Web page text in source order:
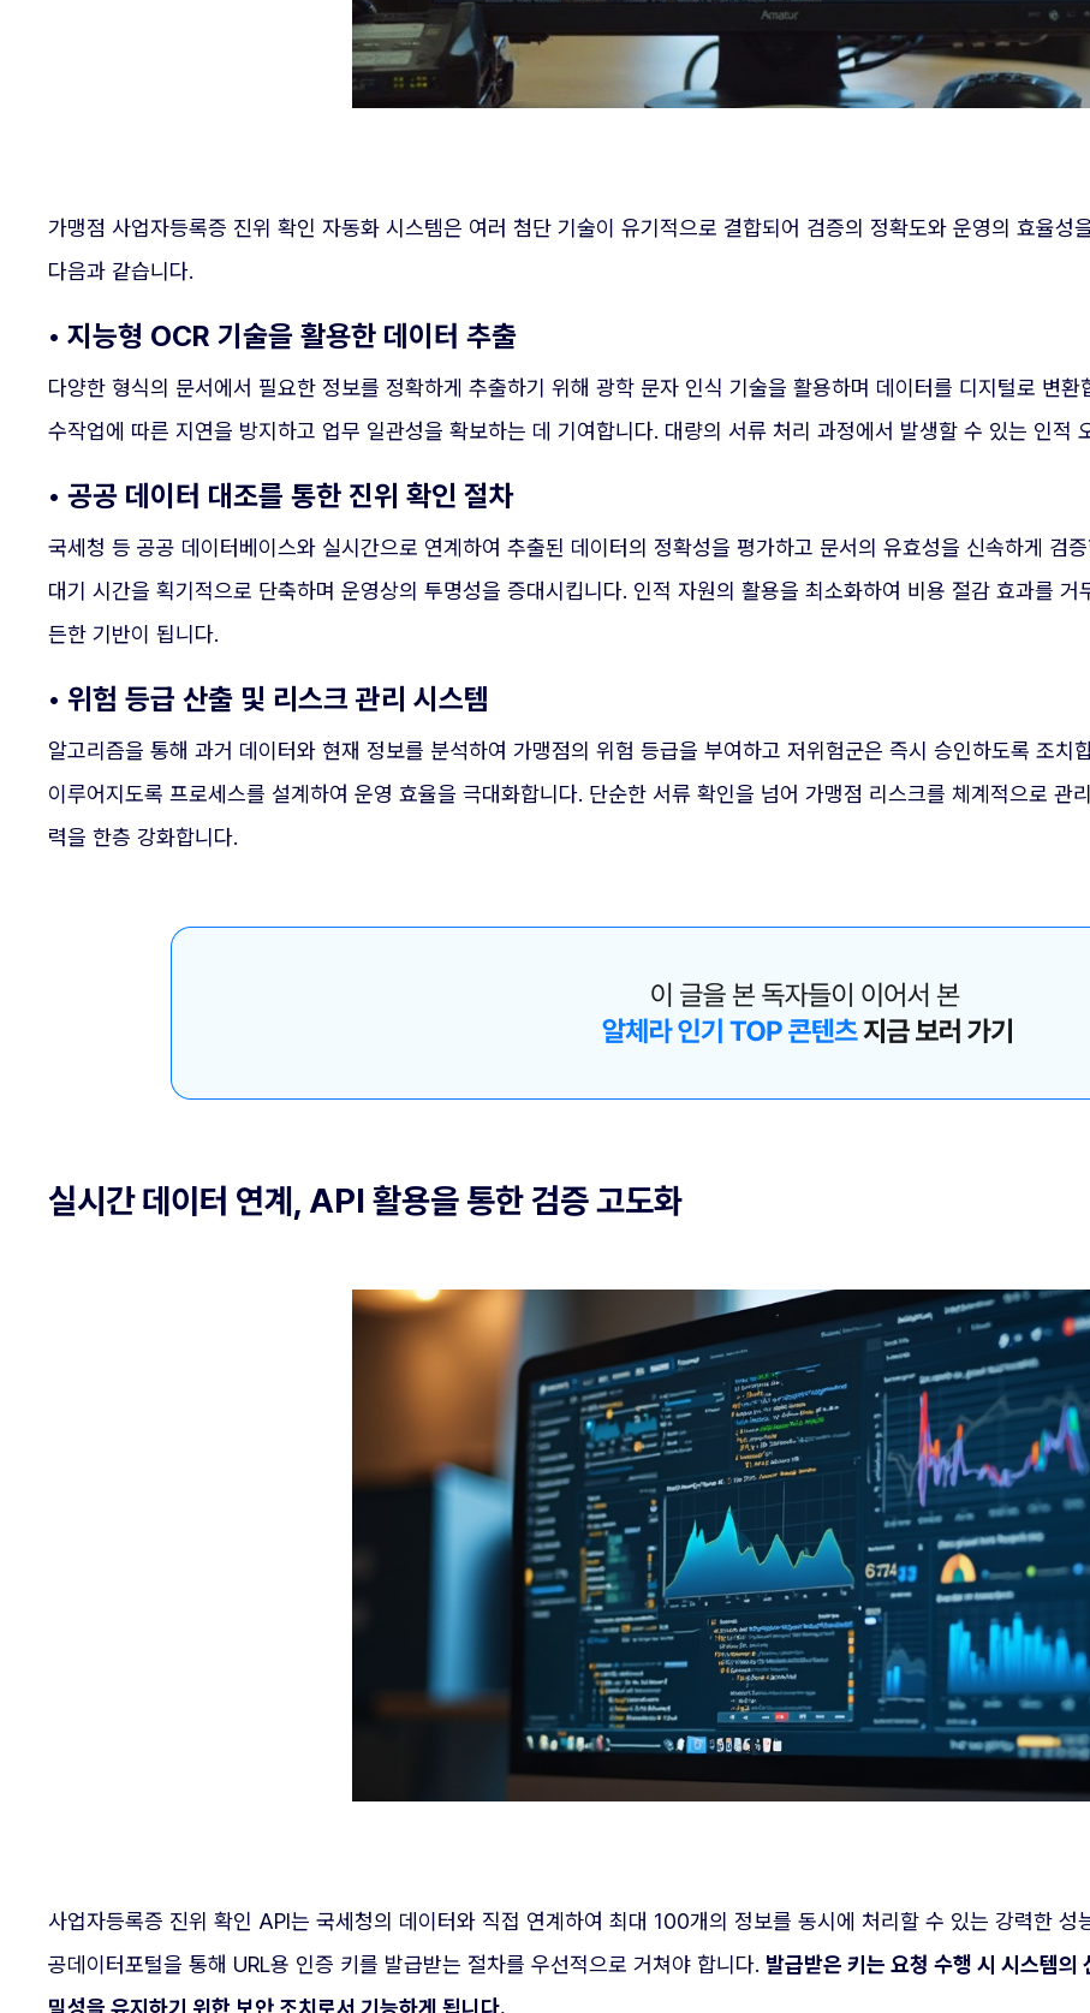
가맹점 사업자등록증 진위 확인 자동화 시스템은 여러 첨단 기술이 유기적으로 결합되어 검증의 정확도와 운영의 효율성
다음과 같습니다.
• 지능형 OCR 기술을 활용한 데이터 추출
다양한 형식의 문서에서 필요한 정보를 정확하게 추출하기 위해 광학 문자 인식 기술을 활용하며 데이터를 디지털로 변
수작업에 따른 지연을 방지하고 업무 일관성을 확보하는 데 기여합니다. 대량의 서류 처리 과정에서 발생할 수 있는 인적
• 공공 데이터 대조를 통한 진위 확인 절차
국세청 등 공공 데이터베이스와 실시간으로 연계하여 추출된 데이터의 정확성을 평가하고 문서의 유효성을 신속하게 검
대기 시간을 획기적으로 단축하며 운영상의 투명성을 증대시킵니다. 인적 자원의 활용을 최소화하여 비용 절감 효과를
든한 기반이 됩니다.
• 위험 등급 산출 및 리스크 관리 시스템
알고리즘을 통해 과거 데이터와 현재 정보를 분석하여 가맹점의 위험 등급을 부여하고 저위험군은 즉시 승인하도록 조
이루어지도록 프로세스를 설계하여 운영 효율을 극대화합니다. 단순한 서류 확인을 넘어 가맹점 리스크를 체계적으로 관
력을 한층 강화합니다.
실시간 데이터 연계, API 활용을 통한 검증 고도화
사업자등록증 진위 확인 API는 국세청의 데이터와 직접 연계하여 최대 100개의 정보를 동시에 처리할 수 있는 강력한
공데이터포털을 통해 URL용 인증 키를 발급받는 절차를 우선적으로 거쳐야 합니다. 발급받은 키는 요청 수행 시 시스템의
밀성을 유지하기 위한 보안 조치로서 기능하게 됩니다.